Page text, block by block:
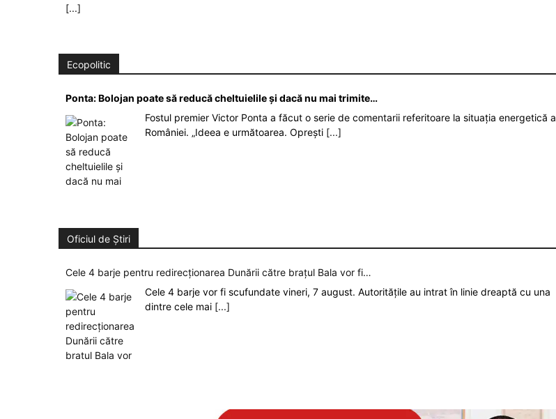
[...]
Ecopolitic
Ponta: Bolojan poate să reducă cheltuielile şi dacă nu mai trimite…
Fostul premier Victor Ponta a făcut o serie de comentarii referitoare la situația energetică a
României. „Ideea e următoarea. Oprești [...]
Oficiul de Știri
Cele 4 barje pentru redirecționarea Dunării către brațul Bala vor fi…
Cele 4 barje vor fi scufundate vineri, 7 august. Autoritățile au intrat în linie dreaptă cu una
dintre cele mai [...]